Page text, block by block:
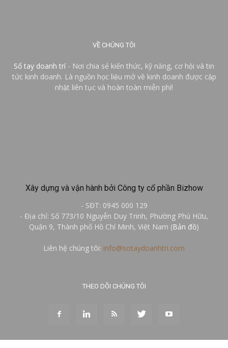
VỀ CHÚNG TÔI
Sổ tay doanh trí - Nơi chia sẻ kiến thức, kỹ năng, cơ hội và tin
tức kinh doanh. Là nguồn học liệu mở về kinh doanh được cập
nhật liên tục và hoàn toàn miễn phí!
Xây dựng và vận hành bởi Công ty cổ phần Bizhow
- SĐT: 0945 000 129
- Địa chỉ: Số 773/10 Nguyễn Duy Trinh, Phường Phú Hữu,
Quận 9, Thành phố Hồ Chí Minh, Việt Nam (Bản đồ)
Liên hệ chúng tôi: info@sotaydoanhtri.com
THEO DÕI CHÚNG TÔI